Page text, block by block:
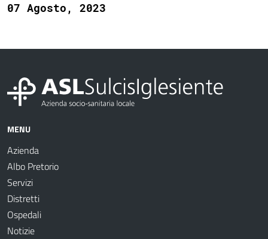
07 Agosto, 2023
MENU
Azienda
Albo Pretorio
Servizi
Distretti
Ospedali
Notizie